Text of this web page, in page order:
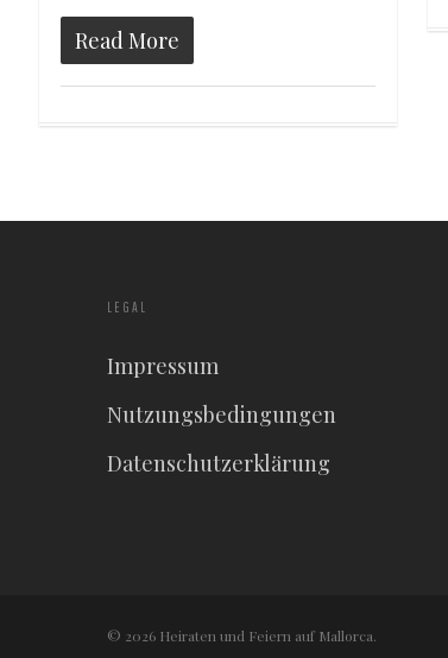
Read More
LEGAL
Impressum
Nutzungsbedingungen
Datenschutzerklärung
© 2026 Heiraten und Feiern auf Mallorca.